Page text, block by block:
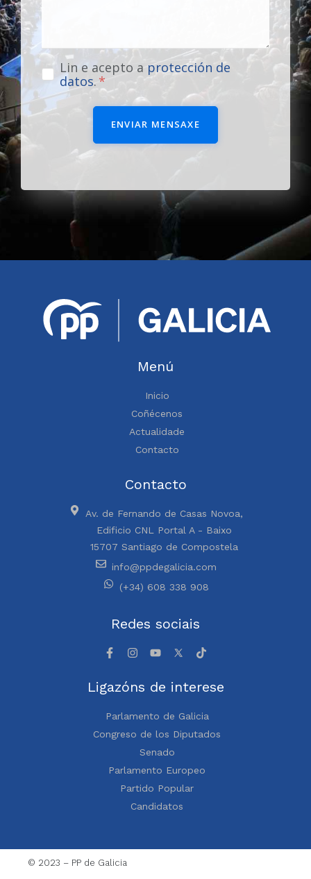
Lin e acepto a protección de
datos.
ENVIAR MENSAXE
Menú
Inicio
Coñécenos
Actualidade
Contacto
Contacto
Av. de Fernando de Casas Novoa,
Edificio CNL Portal A - Baixo
15707 Santiago de Compostela
info@ppdegalicia.com
(+34) 608 338 908
Redes sociais
Ligazóns de interese
Parlamento de Galicia
Congreso de los Diputados
Senado
Parlamento Europeo
Partido Popular
Candidatos
© 2023 – PP de Galicia